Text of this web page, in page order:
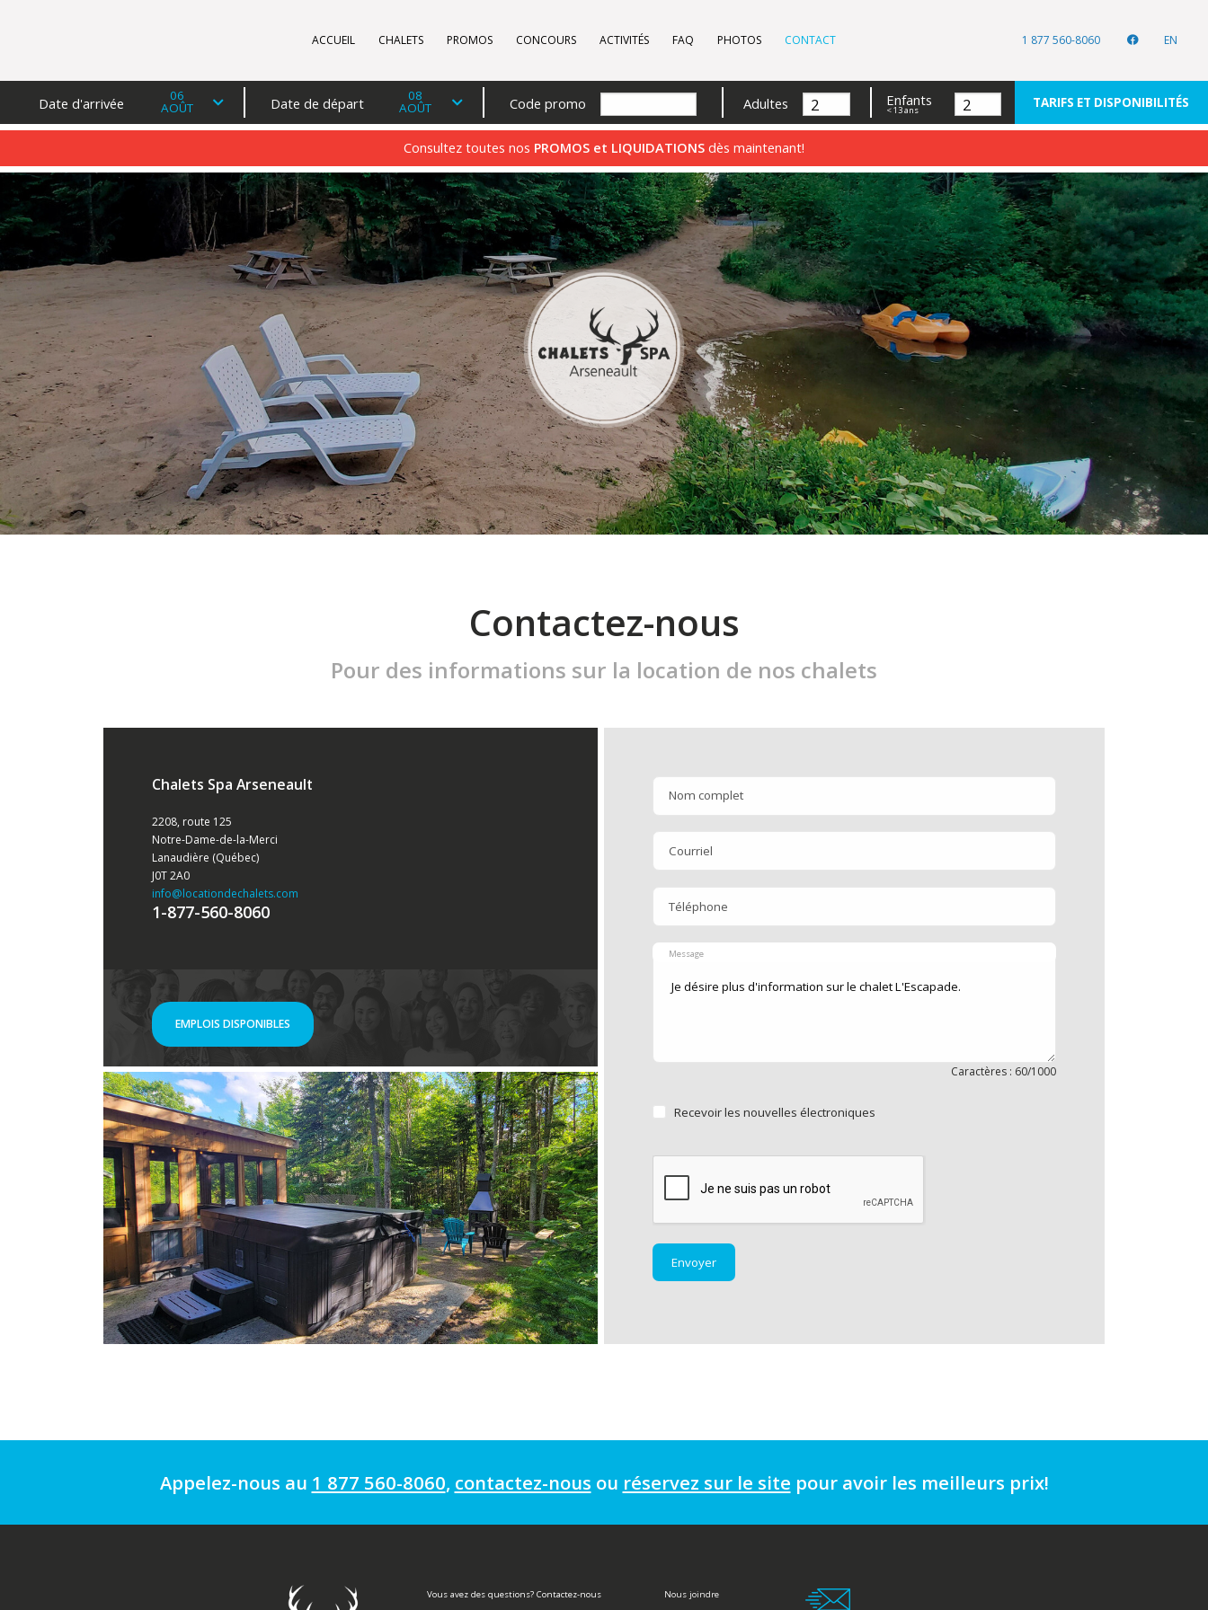
ACCUEIL CHALETS PROMOS CONCOURS ACTIVITÉS FAQ PHOTOS CONTACT 1 877 560-8060 EN
Date d'arrivée 06
AOÛT Date de départ 08
AOÛT Code promo Adultes < 13 ans
Enfants TARIFS ET DISPONIBILITÉS
Consultez toutes nos PROMOS et LIQUIDATIONS dès maintenant!
Contactez-nous
Pour des informations sur la location de nos chalets
Chalets Spa Arseneault
2208, route 125
Notre-Dame-de-la-Merci
Lanaudière (Québec)
J0T 2A0
info@locationdechalets.com
1-877-560-8060
Nom complet
Courriel
Téléphone
Message
Caractères : 60/1000
Recevoir les nouvelles électroniques
EMPLOIS DISPONIBLES
Appelez-nous au 1 877 560-8060, contactez-nous ou réservez sur le site pour avoir les meilleurs prix!
Vous avez des questions? Contactez-nous
Nous joindre